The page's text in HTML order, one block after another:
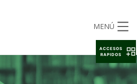
MENÚ
ACCESOS
RAPIDOS